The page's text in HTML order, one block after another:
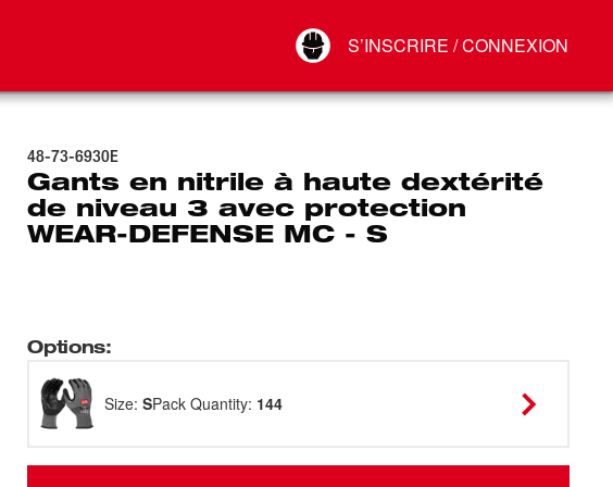
S’INSCRIRE / CONNEXION
Connect
48-73-6930E
Gants en nitrile à haute dextérité
de niveau 3 avec protection
WEAR-DEFENSE MC - S
Options:
Size: SPack Quantity: 144